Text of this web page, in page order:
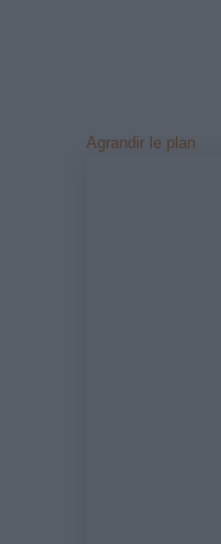
Agrandir le plan